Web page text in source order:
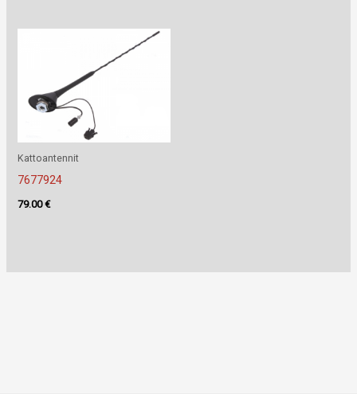
Kattoantennit
7677924
79.00€